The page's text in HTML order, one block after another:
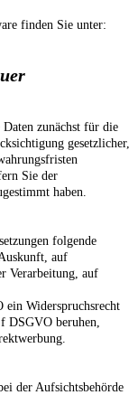
finden Sie unter:
zunächst für die
gesetzlicher,
Sie der
haben.
folgende
auf
Verarbeitung, auf
ein Widerspruchsrecht
DSGVO beruhen,
der Aufsichtsbehörde